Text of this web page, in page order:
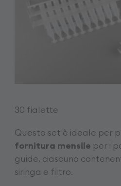
30 fialette
Questo set è ideale per
fornitura mensile per i
guide, ciascuno
siringa e filtro.